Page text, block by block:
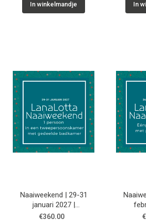
In winkelmandje In
Naaiweekend | 29-31
januari 2027 |
Tweepersoonskamer,
€360.00